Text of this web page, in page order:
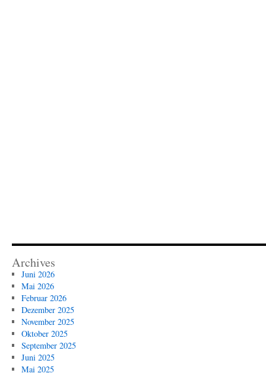
Archives
Juni 2026
Mai 2026
Februar 2026
Dezember 2025
November 2025
Oktober 2025
September 2025
Juni 2025
Mai 2025